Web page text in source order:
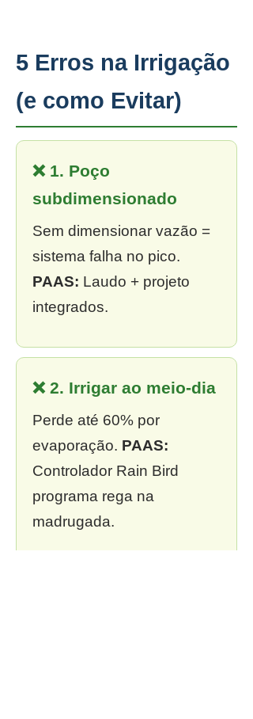
5 Erros na Irrigação
(e como Evitar)
❌ 1. Poço
subdimensionado
Sem dimensionar vazão =
sistema falha no pico.
PAAS: Laudo + projeto
integrados.
❌ 2. Irrigar ao meio-dia
Perde até 60% por
evaporação. PAAS:
Controlador Rain Bird
programa rega na
madrugada.